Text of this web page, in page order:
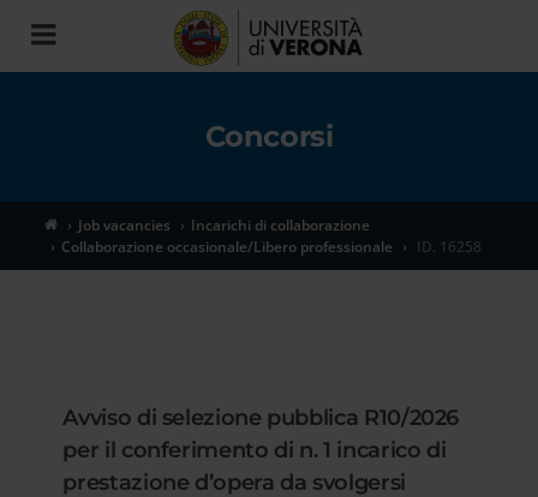
Toggle
navigation
Concorsi
Job vacancies
Incarichi di collaborazione
Collaborazione occasionale/Libero professionale
ID. 16258
Avviso di selezione pubblica R10/2026
per il conferimento di n. 1 incarico di
prestazione d’opera da svolgersi